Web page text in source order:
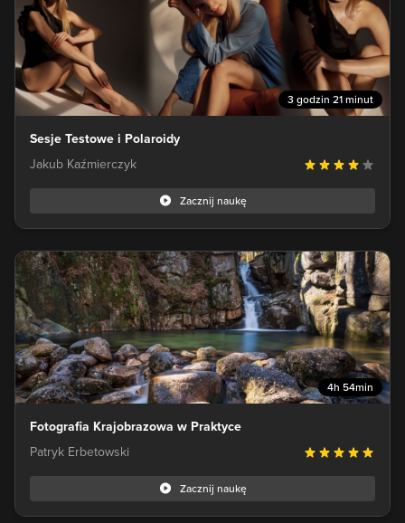
3 godzin 21 minut
Sesje Testowe i Polaroidy
Jakub Kaźmierczyk
Zacznij naukę
4h 54min
Fotografia Krajobrazowa w Praktyce
Patryk Erbetowski
Zacznij naukę